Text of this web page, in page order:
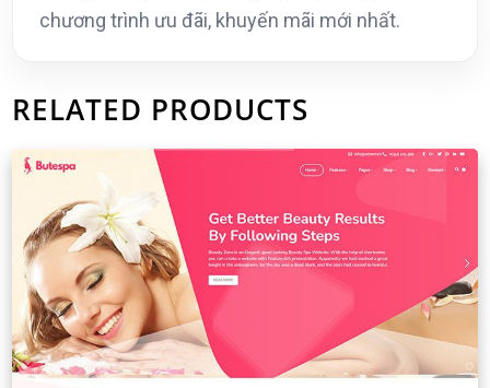
chương trình ưu đãi, khuyến mãi mới nhất.
RELATED PRODUCTS